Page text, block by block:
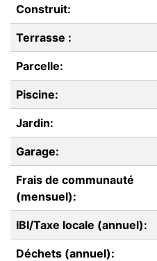
Construit:
Terrasse :
Parcelle:
Piscine:
Jardin:
Garage:
Frais de communauté
(mensuel):
IBI/Taxe locale (annuel):
Déchets (annuel):